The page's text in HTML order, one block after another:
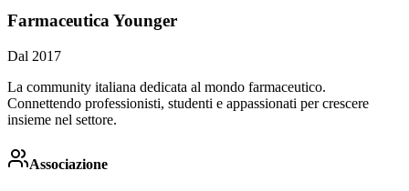
Farmaceutica Younger
Dal 2017
La community italiana dedicata al mondo farmaceutico.
Connettendo professionisti, studenti e appassionati per crescere
insieme nel settore.
Associazione